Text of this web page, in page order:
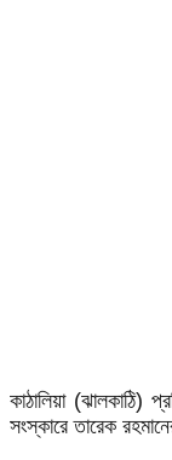
কাঠালিয়া (ঝালকাঠি)
সংস্কারে তারেক